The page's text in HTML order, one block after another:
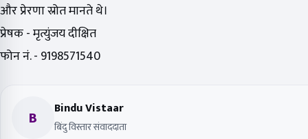
और प्रेरणा स्रोत मानते थे।
प्रेषक - मृत्युंजय दीक्षित
फोन नं. - 9198571540
B Bindu Vistaar
बिंदु विस्तार संवाददाता